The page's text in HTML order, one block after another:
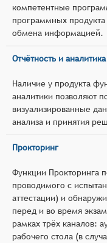
компетентные
программных
обмена информацией.
Отчётность и аналитика
Наличие у продукта
аналитики позволяют
визуализированные
анализа и принятия
Прокторинг
Функции Прокторинга
проводимого с
аттестации) и
перед и во время
рамках трёх каналов:
рабочего стола (в